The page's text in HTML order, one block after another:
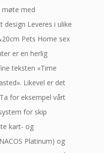
møte med
Leveres i ulike
Pets Home sex
er en herlig
teksten «Time
Likevel er det
for eksempel vårt
for skip
kart- og
Platinum) og